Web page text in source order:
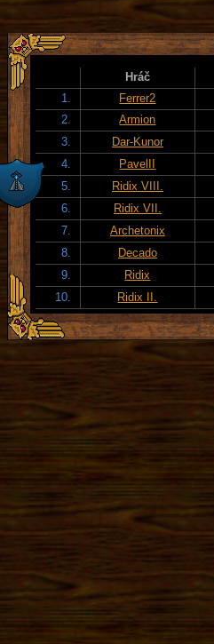
Hráč
1.
Ferrer2
2.
Armion
3.
Dar-Kunor
4.
PavelII
5.
Ridix VIII.
6.
Ridix VII.
7.
Archetonix
8.
Decado
9.
Ridix
10.
Ridix II.